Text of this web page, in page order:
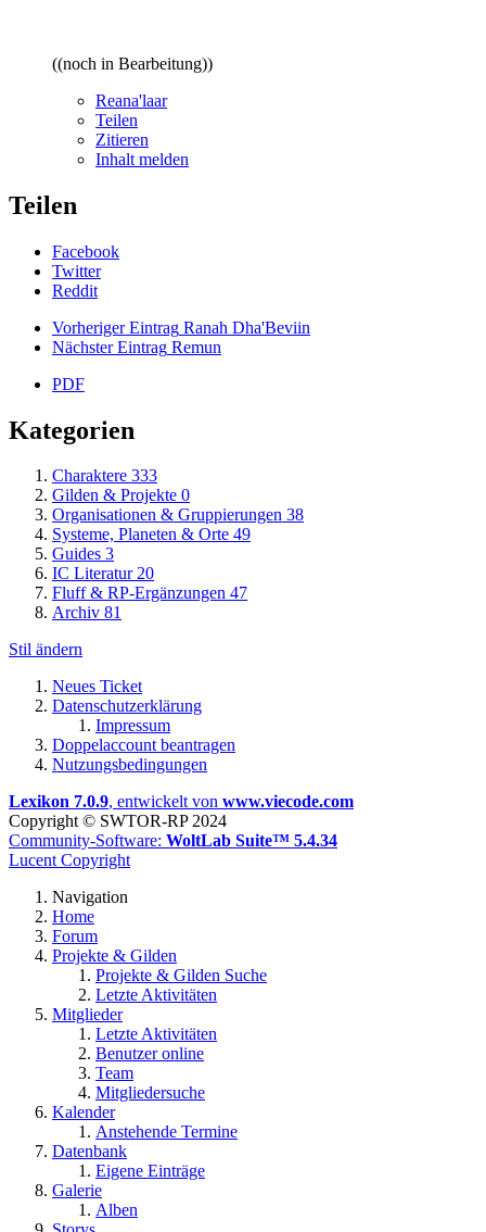
((noch in Bearbeitung))
Reana'laar
Teilen
Zitieren
Inhalt melden
Teilen
Facebook
Twitter
Reddit
Vorheriger Eintrag Ranah Dha'Beviin
Nächster Eintrag Remun
PDF
Kategorien
Charaktere 333
Gilden & Projekte 0
Organisationen & Gruppierungen 38
Systeme, Planeten & Orte 49
Guides 3
IC Literatur 20
Fluff & RP-Ergänzungen 47
Archiv 81
Stil ändern
Neues Ticket
Datenschutzerklärung
Impressum
Doppelaccount beantragen
Nutzungsbedingungen
Lexikon 7.0.9, entwickelt von www.viecode.com
Copyright © SWTOR-RP 2024
Community-Software: WoltLab Suite™ 5.4.34
Lucent Copyright
Navigation
Home
Forum
Projekte & Gilden
Projekte & Gilden Suche
Letzte Aktivitäten
Mitglieder
Letzte Aktivitäten
Benutzer online
Team
Mitgliedersuche
Kalender
Anstehende Termine
Datenbank
Eigene Einträge
Galerie
Alben